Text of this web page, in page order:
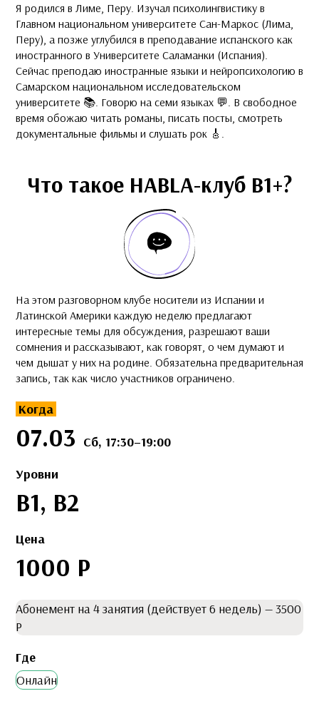
Я родился в Лиме, Перу. Изучал психолингвистику в
Главном национальном университете Сан-Маркос (Лима,
Перу), а позже углубился в преподавание испанского как
иностранного в Университете Саламанки (Испания).
Сейчас преподаю иностранные языки и нейропсихологию в
Самарском национальном исследовательском
университете 📚. Говорю на семи языках 💬. В свободное
время обожаю читать романы, писать посты, смотреть
документальные фильмы и слушать рок 🎸.
Что такое HABLA-клуб B1+?
На этом разговорном клубе носители из Испании и
Латинской Америки каждую неделю предлагают
интересные темы для обсуждения, разрешают ваши
сомнения и рассказывают, как говорят, о чем думают и
чем дышат у них на родине. Обязательна предварительная
запись, так как число участников ограничено.
Когда
07.03 Сб, 17:30–19:00
Уровни
B1, B2
Цена
1000 Р
Абонемент на 4 занятия (действует 6 недель) — 3500
Р
Где
Онлайн